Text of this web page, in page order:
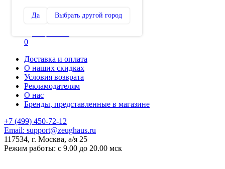
Да Выбрать другой город
Сравнение
0
Доставка и оплата
О наших скидках
Условия возврата
Рекламодателям
О нас
Бренды, представленные в магазине
+7 (499) 450-72-12
Email: support@zeughaus.ru
117534, г. Москва, а/я 25
Режим работы: с 9.00 до 20.00 мск